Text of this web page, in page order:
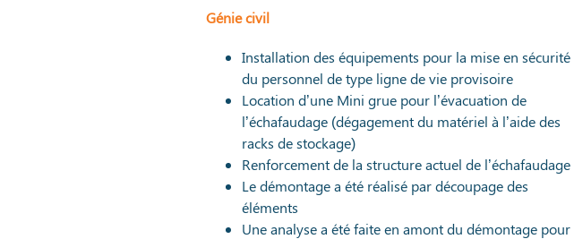
Génie civil
Installation des équipements pour la mise en sécurité
du personnel de type ligne de vie provisoire
Location d’une Mini grue pour l’évacuation de
l’échafaudage (dégagement du matériel à l’aide des
racks de stockage)
Renforcement de la structure actuel de l’échafaudage
Le démontage a été réalisé par découpage des
éléments
Une analyse a été faite en amont du démontage pour